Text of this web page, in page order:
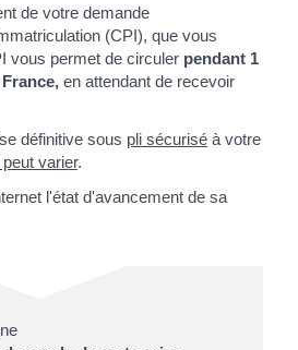
de votre demande
(CPI), que vous
vous permet de circuler pendant 1
en attendant de recevoir
définitive sous pli sécuriséà votre
varier.
l'état d'avancement de sa